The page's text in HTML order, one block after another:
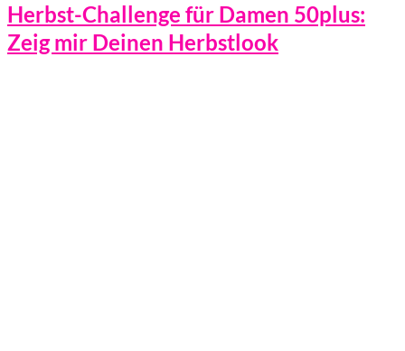
Herbst-Challenge für Damen 50plus:
Zeig mir Deinen Herbstlook